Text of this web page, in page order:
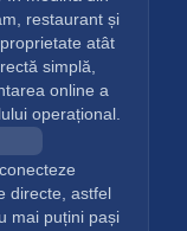
restaurant și
atât
simplă,
online a
operațional.
directe, astfel
mai puțini pași